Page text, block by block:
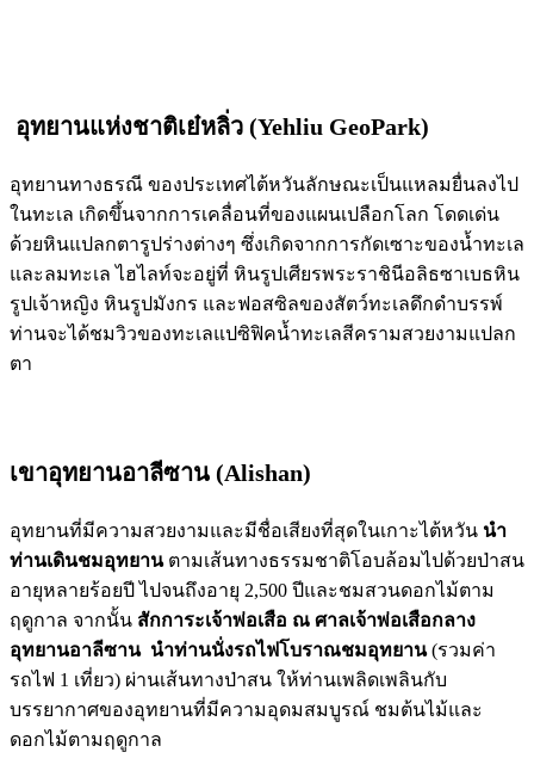
อุทยานแห่งชาติเย๋หลิ่ว (Yehliu GeoPark)
อุทยานทางธรณี ของประเทศไต้หวันลักษณะเป็นแหลมยื่นลงไป
ในทะเล เกิดขึ้นจากการเคลื่อนที่ของแผนเปลือกโลก โดดเด่น
ด้วยหินแปลกตารูปร่างต่างๆ ซึ่งเกิดจากการกัดเซาะของน้ำทะเล
และลมทะเล ไฮไลท์จะอยู่ที่ หินรูปเศียรพระราชินีอลิธซาเบธหิน
รูปเจ้าหญิง หินรูปมังกร และฟอสซิลของสัตว์ทะเลดึกดำบรรพ์
ท่านจะได้ชมวิวของทะเลแปซิฟิคน้ำทะเลสีครามสวยงามแปลก
ตา
เขาอุทยานอาลีซาน (Alishan)
อุทยานที่มีความสวยงามและมีชื่อเสียงที่สุดในเกาะไต้หวัน นำ
ท่านเดินชมอุทยาน ตามเส้นทางธรรมชาติโอบล้อมไปด้วยป่าสน
อายุหลายร้อยปี ไปจนถึงอายุ 2,500 ปีและชมสวนดอกไม้ตาม
ฤดูกาล จากนั้น สักการะเจ้าพ่อเสือ ณ ศาลเจ้าพ่อเสือกลาง
อุทยานอาลีซาน นำท่านนั่งรถไฟโบราณชมอุทยาน(รวมค่า
รถไฟ 1 เที่ยว) ผ่านเส้นทางป่าสน ให้ท่านเพลิดเพลินกับ
บรรยากาศของอุทยานที่มีความอุดมสมบูรณ์ ชมต้นไม้และ
ดอกไม้ตามฤดูกาล